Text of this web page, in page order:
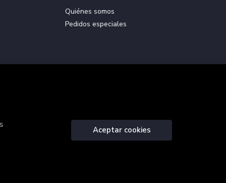
Quiénes somos
Pedidos especiales
Aceptar cookies